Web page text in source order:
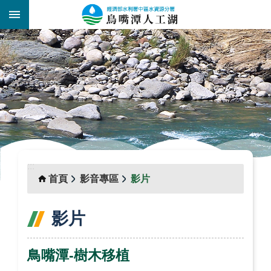
跳到主要內容區塊
::: _
:::
首頁
影音專區 影片
影片
鳥嘴潭-樹木移植